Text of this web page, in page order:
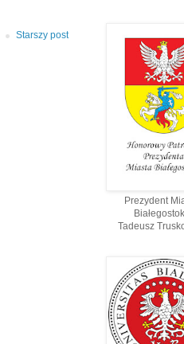
Starszy post
Prezydent
Tadeusz